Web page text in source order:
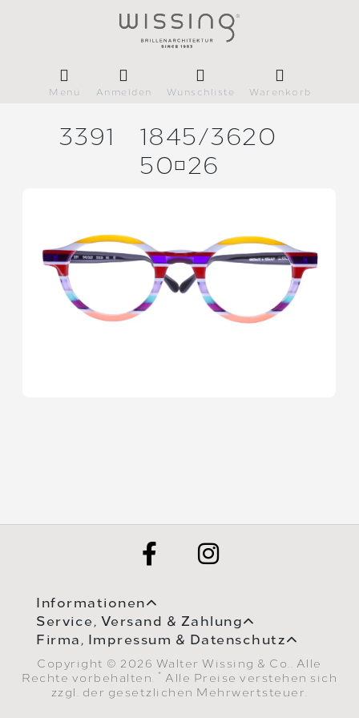
Menü Anmelden Wunschliste Warenkorb
3391 1845/3620
5026
Informationen
Service, Versand & Zahlung
Firma, Impressum & Datenschutz
Copyright © 2026 Walter Wissing & Co.. Alle
Rechte vorbehalten.
* Alle Preise verstehen sich
zzgl. der gesetzlichen Mehrwertsteuer.